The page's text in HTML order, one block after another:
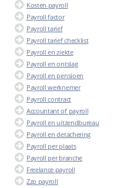
Kosten payroll
Payroll factor
Payroll tarief
Payroll tarief checklist
Payroll en ziekte
Payroll en ontslag
Payroll en pensioen
Payroll werknemer
Payroll contract
Accountant of payroll
Payroll en uitzendbureau
Payroll en detachering
Payroll per plaats
Payroll per branche
Freelance payroll
Zzp payroll